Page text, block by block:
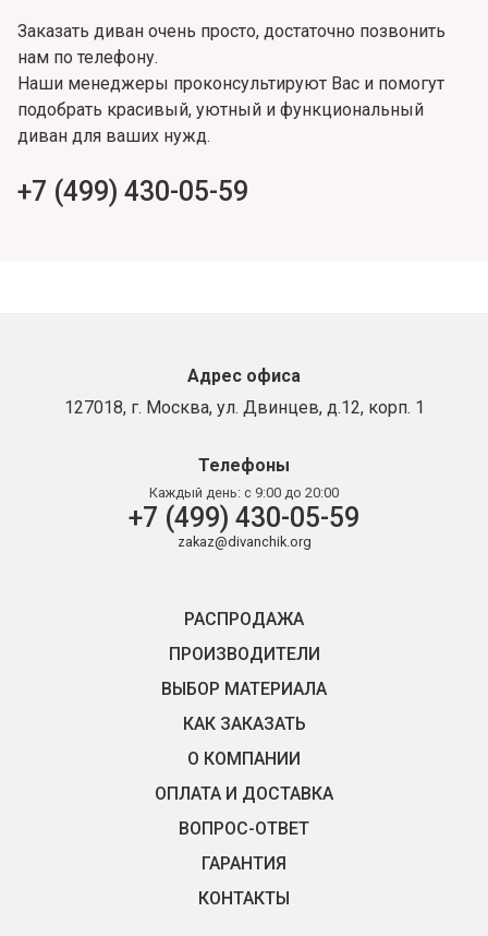
Заказать диван очень просто, достаточно позвонить
нам по телефону.
Наши менеджеры проконсультируют Вас и помогут
подобрать красивый, уютный и функциональный
диван для ваших нужд.
+7 (499) 430-05-59
Адрес офиса
127018, г. Москва, ул. Двинцев, д.12, корп. 1
Телефоны
Каждый день: с 9:00 до 20:00
+7 (499) 430-05-59
zakaz@divanchik.org
РАСПРОДАЖА
ПРОИЗВОДИТЕЛИ
ВЫБОР МАТЕРИАЛА
КАК ЗАКАЗАТЬ
О КОМПАНИИ
ОПЛАТА И ДОСТАВКА
ВОПРОС-ОТВЕТ
ГАРАНТИЯ
КОНТАКТЫ